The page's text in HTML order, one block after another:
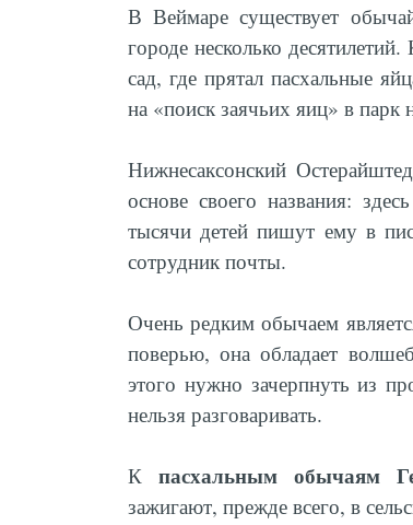
В Веймаре существует
городе несколько
сад, где прятал пасхальные
на «поиск заячьих яиц» в
Нижнесаксонский
основе своего названия:
тысячи детей пишут ему в
сотрудник почты.
Очень редким обычаем
поверью, она обладает
этого нужно зачерпнуть из
нельзя разговаривать.
К пасхальным обычаям
зажигают, прежде всего, в